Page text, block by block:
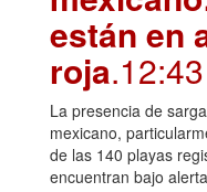
están en
roja.12:43
La presencia de
mexicano,
de las 140 playas
encuentran bajo